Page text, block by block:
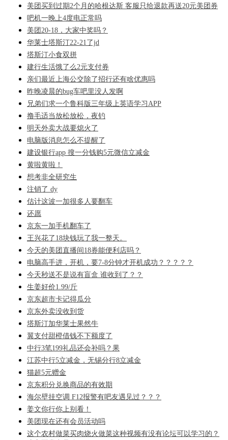
美团买到过期2个月的哈根达斯 客服只给退款再送20元美团券
吧机一晚上4度电正常吗
美团20-18，大家中奖吗？
华莱士塔斯汀22-21了jd
塔斯汀小食双拼
建行生活饿了么2元支付券
亲们最近上海公交除了招行还有啥优惠吗
昨晚凌晨的bug车吧里没人发啊
兄弟们求一个鲁科版三年级上英语学习APP
撸毛适当放松放松，夜钓
明天外卖大战要熄火了
电脑版消息怎么不提醒了
建设银行app 搜一分钱购5元微信立减金
黄啦黄啦！
想考非全研究生
注销了 dy
估计这波一加很多人要翻车
还愿
京东一加手机翻车了
王兴花了18块钱玩了我一整天。
今天的美团直播间18券能便利店吗？
电脑高手进，开机，要7-8分钟才开机成功？？？？？
今天秒送不是说有盲盒 谁收到了？？
生姜好价1.99/斤
京东超市卡记得瓜分
京东外卖没收到货
塔斯汀加华莱士果然牛
翼支付甜橙借钱不下额度了
中行3笔199礼品还会补吗？果
江苏中行5立减金，无锡分行8立减金
猫超5元赠金
京东积分兑换商品的有效期
海尔壁挂空调 F12报警有吧友遇见过？？？
姜文你行你上别看！
美团现在还有会员活动吗
这个农村做菜买肉烧火做菜这种视频有没有论坛可以学习的？